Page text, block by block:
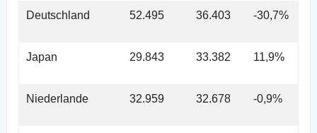
Deutschland 52.495 36.403 -30,7%
Japan 29.843 33.382 11,9%
Niederlande 32.959 32.678 -0,9%